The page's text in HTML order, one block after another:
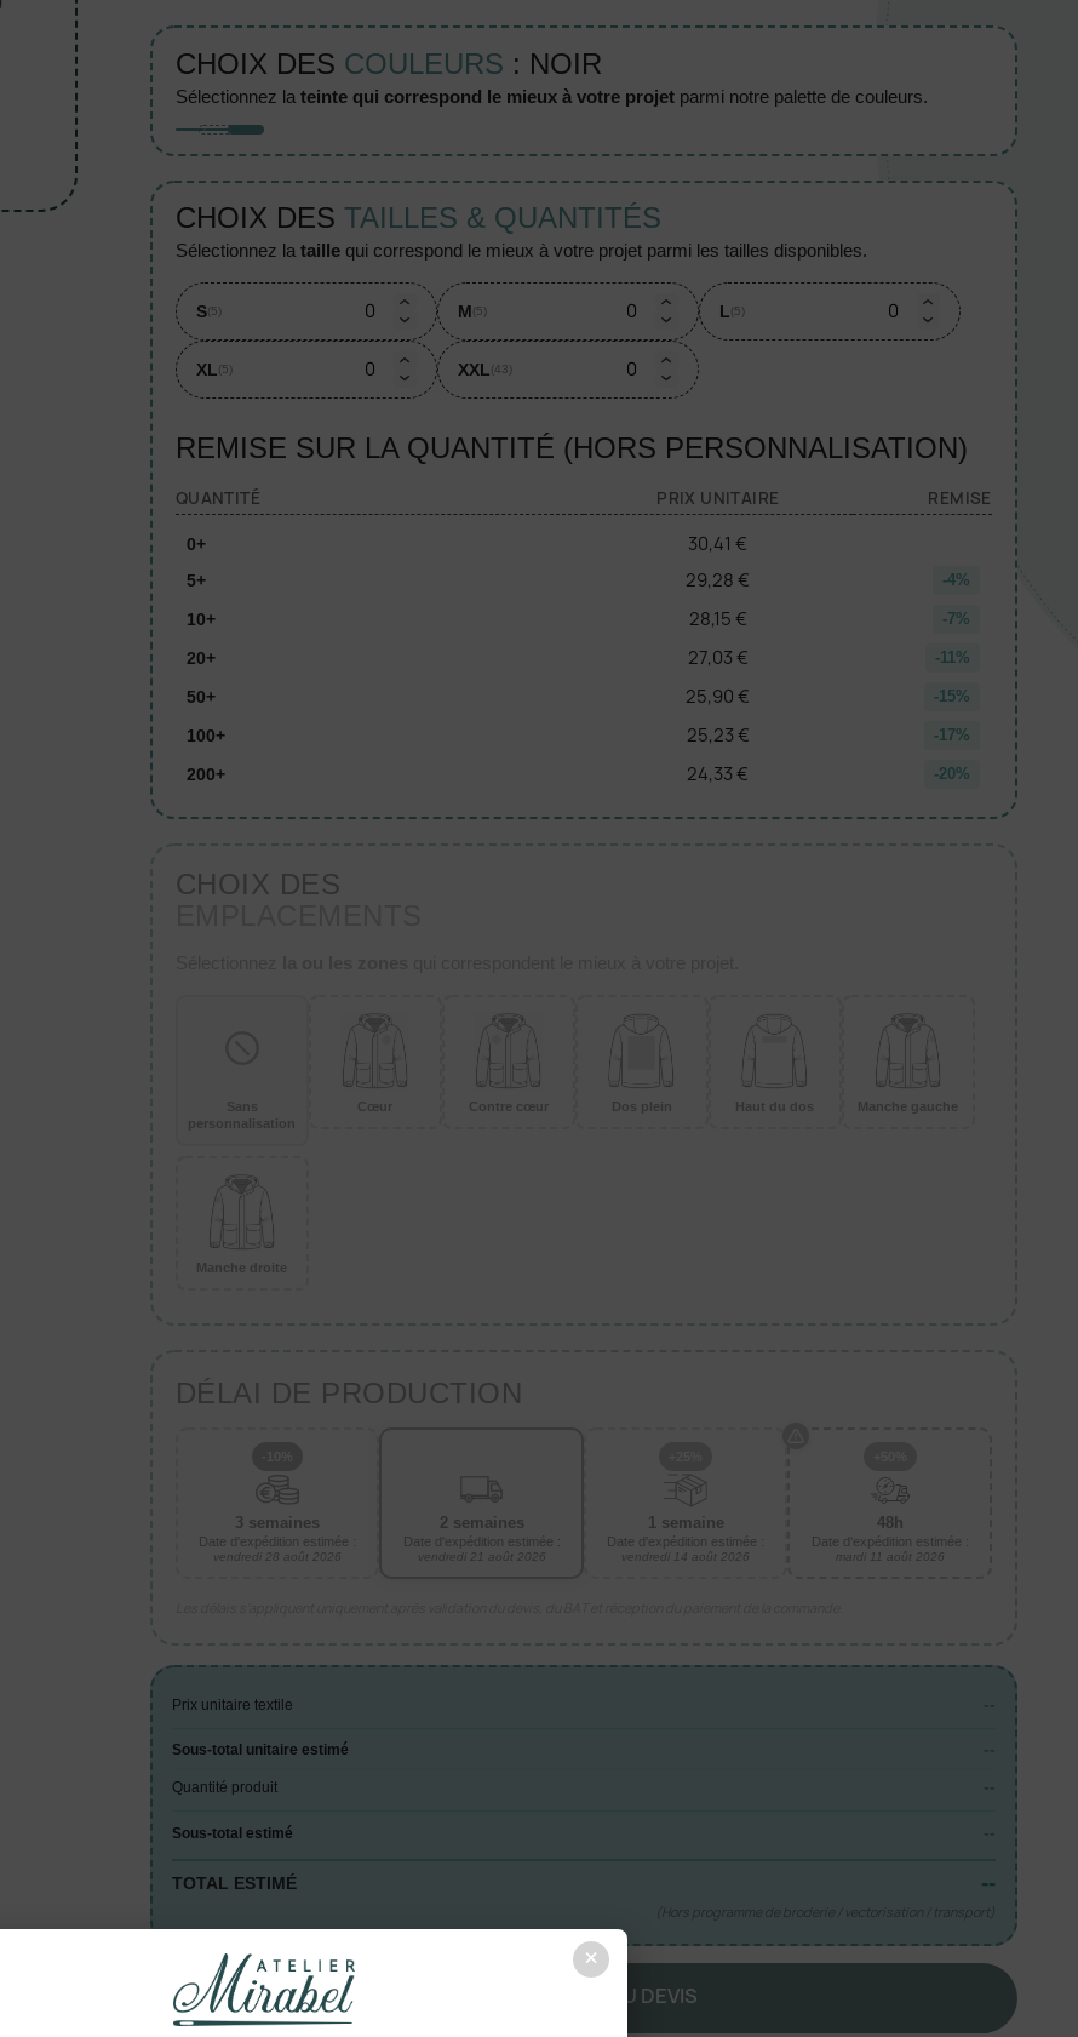
×
CHOIX DES COULEURS : NOIR
sélectionnez la teinte qui correspond le mieux à votre projetparmi notre palette de couleurs.
CHOIX DES TAILLES & QUANTITÉS
sélectionnez la taillequi correspond le mieux à votre projet parmi les tailles disponibles.
S(5) M(5) L(5)
XL(5) XXL(43)
REMISE SUR LA QUANTITÉ (HORS PERSONNALISATION)
QUANTITÉ PRIX UNITAIRE REMISE
0+ 30,41 €
5+ 29,28 € -4%
10+ 28,15 € -7%
20+ 27,03 € -11%
50+ 25,90 € -15%
100+ 25,23 € -17%
200+ 24,33 € -20%
CHOIX DES
Sans
personnalisation
Cœur Contre cœur Dos plein Haut du dos Manche gauche
Manche droite
DÉLAI DE PRODUCTION
3 semaines
Date d'expédition estimée :
vendredi 28 août 2026
2 semaines
Date d'expédition estimée :
vendredi 21 août 2026
1 semaine
Date d'expédition estimée :
vendredi 14 août 2026
48h
Date d'expédition estimée :
mardi 11 août 2026
Prix unitaire textile --
Sous-total unitaire estimé --
Quantité produit --
Sous-total estimé --
TOTAL ESTIMÉ --
(Hors programme de broderie / vectorisation / transport)
AJOUTER AU DEVIS